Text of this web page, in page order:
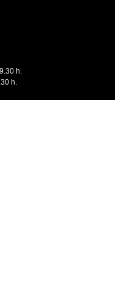
h.
h.